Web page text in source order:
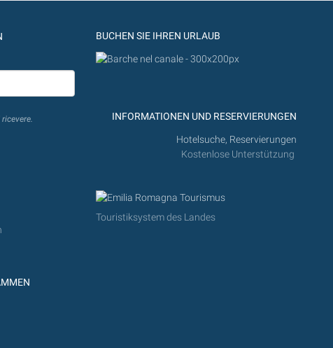
BUCHEN SIE IHREN URLAUB
INFORMATIONEN UND RESERVIERUNGEN
Hotelsuche, Reservierungen
Kostenlose Unterstützung
Touristiksystem des Landes